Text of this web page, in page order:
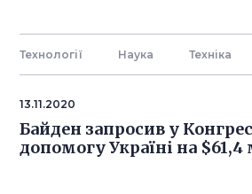
Технології Наука Технiка
13.11.2020
Байден запросив у
допомогу Україні на $61,4